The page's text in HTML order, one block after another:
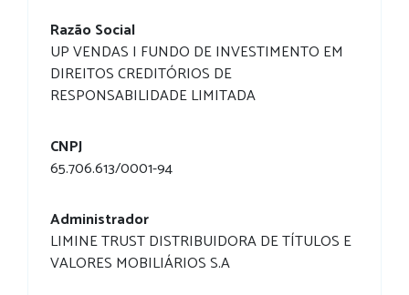
Razão Social
UP VENDAS I FUNDO DE INVESTIMENTO EM
DIREITOS CREDITÓRIOS DE
RESPONSABILIDADE LIMITADA
CNPJ
65.706.613/0001-94
Administrador
LIMINE TRUST DISTRIBUIDORA DE TÍTULOS E
VALORES MOBILIÁRIOS S.A